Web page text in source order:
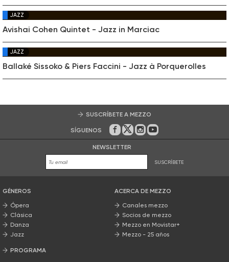
JAZZ
Avishai Cohen Quintet - Jazz in Marciac
JAZZ
Ballaké Sissoko & Piers Faccini - Jazz à Porquerolles
SUSCRÍBETE A MEZZO
SÍGUENOS En Facebook
En Twitter
En Instagram
En Youtube
NEWSLETTER
SUSCRÍBETE
GÉNEROS
Ópera
Clásica
Danza
Jazz
PROGRAMA
ACERCA DE MEZZO
Canales mezzo
Socios de mezzo
Mezzo en Movistar+
Mezzo - 25 años